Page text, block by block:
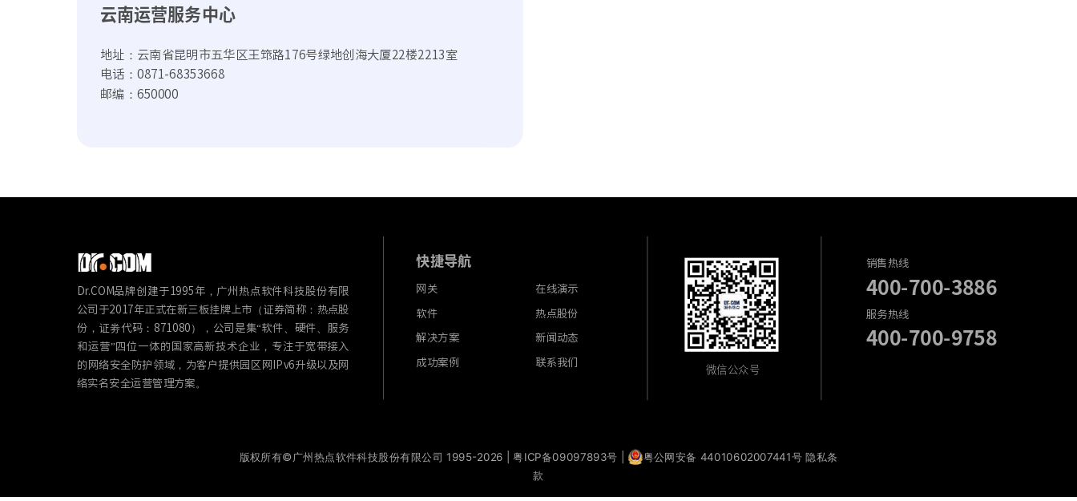
云南运营服务中心
地址：云南省昆明市五华区王筇路176号绿地创海大厦22楼2213室
电话：0871-68353668
邮编：650000
Dr.COM品牌创建于1995年，广州热点软件科技股份有限
公司于2017年正式在新三板挂牌上市（证券简称：热点股
份，证劵代码：871080），公司是集“软件、硬件、服务
和运营”四位一体的国家高新技术企业，专注于宽带接入
的网络安全防护领域，为客户提供园区网IPv6升级以及网
络实名安全运营管理方案。
微信公众号
网关
软件
解决方案
成功案例
在线演示
热点股份
新闻动态
联系我们
销售热线
400-700-3886
服务热线
400-700-9758
快捷导航
版权所有©广州热点软件科技股份有限公司 1995-2026 |粤ICP备09097893号 粤公网安备 44010602007441号 隐私条
款